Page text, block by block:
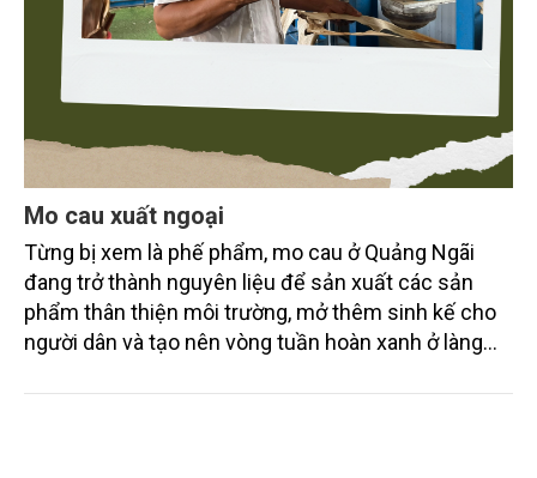
Mo cau xuất ngoại
Từng bị xem là phế phẩm, mo cau ở Quảng Ngãi
đang trở thành nguyên liệu để sản xuất các sản
phẩm thân thiện môi trường, mở thêm sinh kế cho
người dân và tạo nên vòng tuần hoàn xanh ở làng
chén, dĩa... từ mo cau đã được thị trường trong nước